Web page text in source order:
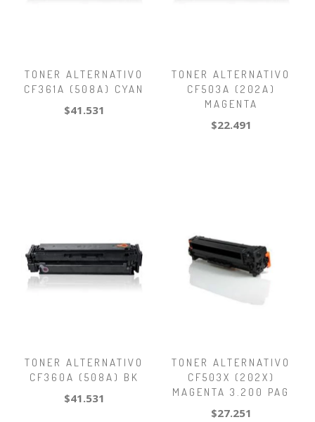
TONER ALTERNATIVO
CF361A (508A) CYAN
$41.531
TONER ALTERNATIVO
CF503A (202A)
MAGENTA
$22.491
TONER ALTERNATIVO
CF360A (508A) BK
$41.531
TONER ALTERNATIVO
CF503X (202X)
MAGENTA 3.200 PAG
$27.251